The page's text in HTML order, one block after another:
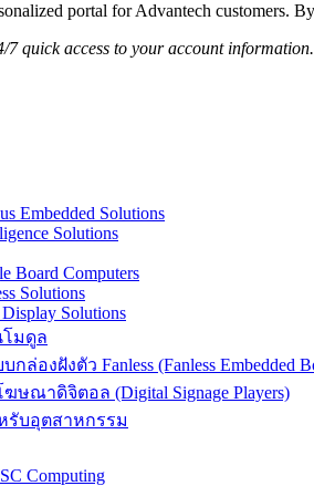
portal for Advantech customers.
7 quick access to your account information.
Embedded Solutions
Solutions
Board Computers
Solutions
Display Solutions
โมดูล
ล่องฝังตัว Fanless (Fanless Embedded
ษณาดิจิตอล (Digital Signage Players)
รับอุตสาหกรรม
Computing